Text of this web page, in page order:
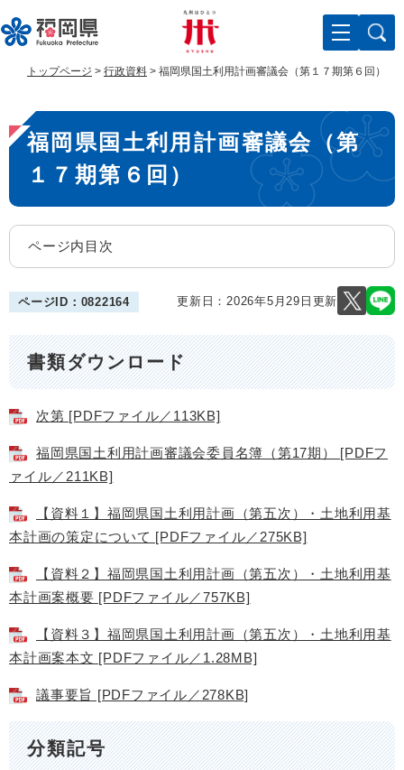
ー
ジ
で
す
ニ
ュ
ば
し
文
トップページ > 行政資料 > 福岡県国土利用計画審議会（第１７期第６回）
本
文
福岡県国土利用計画審議会（第
１７期第６回）
ページ内目次
ページID：0822164 更新日：2026年5月29日更新
書類ダウンロード
次第 [PDFファイル／113KB]
福岡県国土利用計画審議会委員名簿（第17期） [PDFフ
ァイル／211KB]
【資料１】福岡県国土利用計画（第五次）・土地利用基
本計画の策定について [PDFファイル／275KB]
【資料２】福岡県国土利用計画（第五次）・土地利用基
本計画案概要 [PDFファイル／757KB]
【資料３】福岡県国土利用計画（第五次）・土地利用基
本計画案本文 [PDFファイル／1.28MB]
議事要旨 [PDFファイル／278KB]
分類記号